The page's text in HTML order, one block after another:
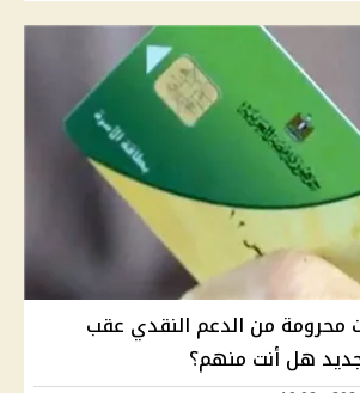
محرومة من الدعم النقدي عقب
هل أنت منهم؟